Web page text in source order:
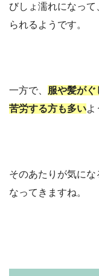
びしょ濡れになっ
られるようです。
一方で、 服や髪がぐ
苦労する方も多いよ
そのあたりが気に
なってきますね。